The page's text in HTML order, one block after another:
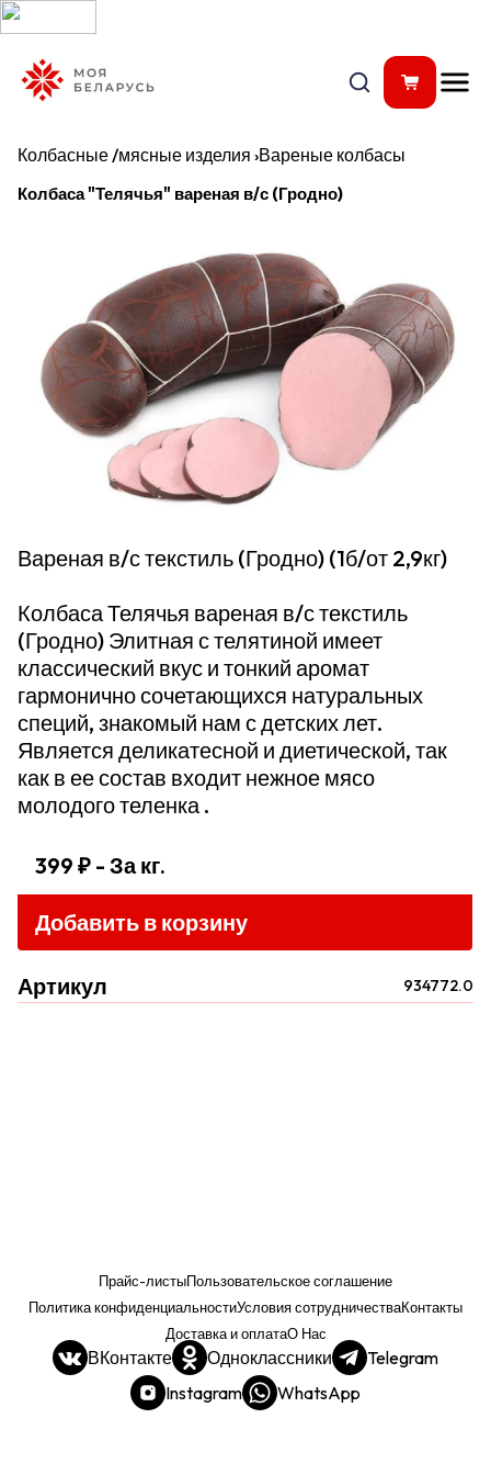
Колбасные /мясные изделия ›Вареные колбасы
Колбаса "Телячья" вареная в/с (Гродно)
Вареная в/с текстиль (Гродно) (1б/от 2,9кг)
Колбаса Телячья вареная в/с текстиль
(Гродно) Элитная с телятиной имеет
классический вкус и тонкий аромат
гармонично сочетающихся натуральных
специй, знакомый нам с детских лет.
Является деликатесной и диетической, так
как в ее состав входит нежное мясо
молодого теленка .
399 ₽ - За кг.
Добавить в корзину
Артикул 934772.0
Прайс-листыПользовательское соглашение
Политика конфиденциальностиУсловия сотрудничестваКонтакты
Доставка и оплатаО Нас
ВКонтакте Одноклассники
Telegram
Instagram
WhatsApp